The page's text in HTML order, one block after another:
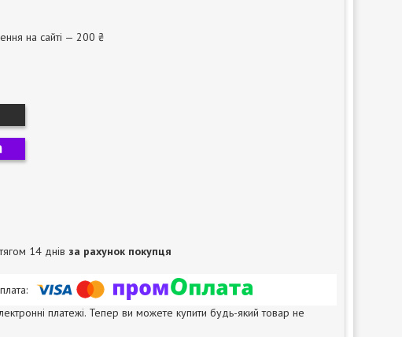
на сайті — 200 ₴
14 днів за рахунок покупця
платежі. Тепер ви можете купити будь-який товар не